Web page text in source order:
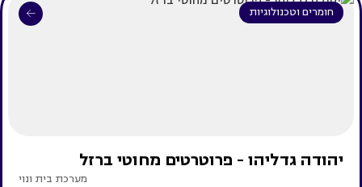
חומרים וטכנולוגיות
יהודה גדליהו - פרוטרטים מחוטי ברזל
מערכת בית ונוי